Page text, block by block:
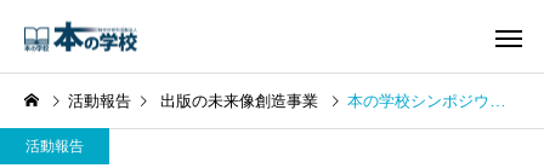
活動報告 出版の未来像創造事業 本の学校シンポジウム2012年記録集 本との出会いを創り、 育てるために
活動報告